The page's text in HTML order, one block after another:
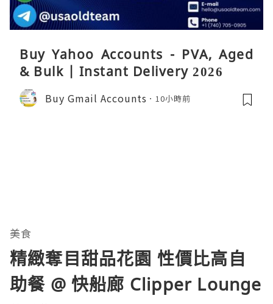
Buy Yahoo Accounts - PVA, Aged
& Bulk | Instant Delivery 2026
Buy Gmail Accounts 10小時前
美食
精緻奪目甜品花園 性價比高自
助餐 @ 快船廊 Clipper Lounge